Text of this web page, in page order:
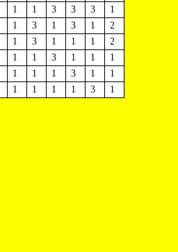
1 1 3 3 3
1
1 3 1 3 1
2
1 3 1 1 1
2
1 1 3 1 1
1
1 1 1 3 1
1
1 1 1 1 3 1